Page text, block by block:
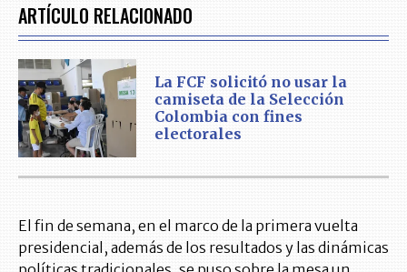
ARTÍCULO RELACIONADO
La FCF solicitó no usar la
camiseta de la Selección
Colombia con fines
electorales
El fin de semana, en el marco de la primera vuelta
presidencial, además de los resultados y las dinámicas